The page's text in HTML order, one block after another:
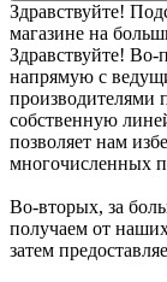
Здравствуйте!
магазине на
Здравствуйте! Во-
напрямую с
производителями
собственную
позволяет нам
многочисленных
Во-вторых, за
получаем от
затем